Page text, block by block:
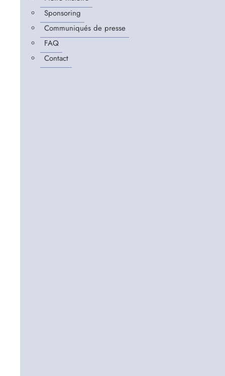
Sponsoring
Communiqués de presse
FAQ
Contact